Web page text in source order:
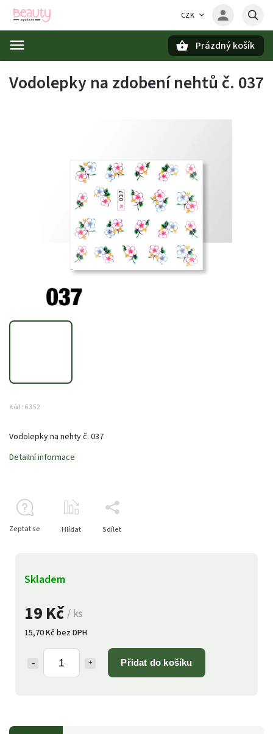
CZK
Prázdný košík
Vodolepky na zdobení nehtů č. 037
Kód: 6352
19 Kč/ ks
15,70 Kč bez DPH
Přidat do košíku
Skladem
Vodolepky na nehty č. 037
Detailní informace
Zeptat se Hlídat Sdílet